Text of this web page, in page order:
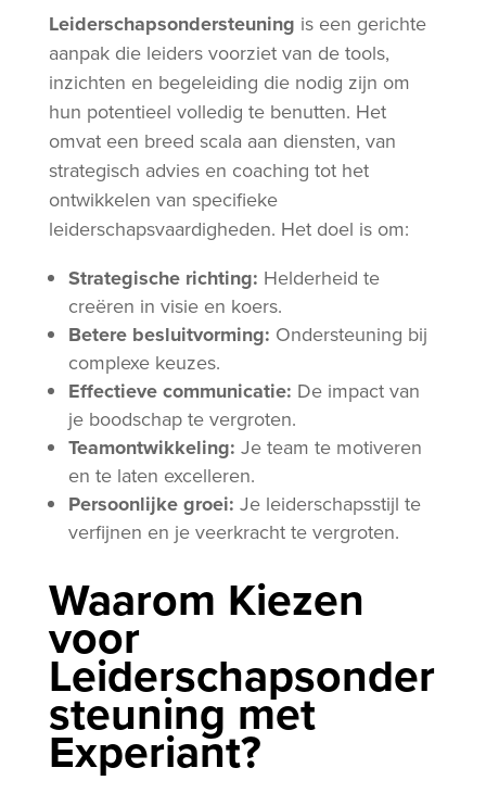
Leiderschapsondersteuning is een gerichte
aanpak die leiders voorziet van de tools,
inzichten en begeleiding die nodig zijn om
hun potentieel volledig te benutten. Het
omvat een breed scala aan diensten, van
strategisch advies en coaching tot het
ontwikkelen van specifieke
leiderschapsvaardigheden. Het doel is om:
Strategische richting: Helderheid te
creëren in visie en koers.
Betere besluitvorming: Ondersteuning bij
complexe keuzes.
Effectieve communicatie: De impact van
je boodschap te vergroten.
Teamontwikkeling: Je team te motiveren
en te laten excelleren.
Persoonlijke groei: Je leiderschapsstijl te
verfijnen en je veerkracht te vergroten.
Waarom Kiezen
voor
Leiderschapsonder
steuning met
Experiant?